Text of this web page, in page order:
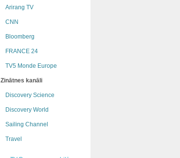
Arirang TV
CNN
Bloomberg
FRANCE 24
TV5 Monde Europe
Zinātnes kanāli
Discovery Science
Discovery World
Sailing Channel
Travel